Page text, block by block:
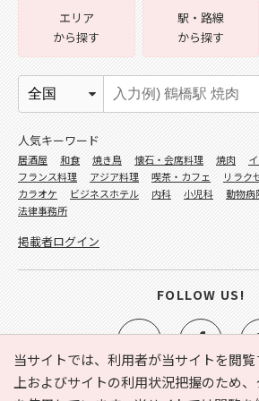
当サイトでは、利用者が当サイトを閲
上およびサイトの利用状況把握のため、
エリア
から探す
駅・路線
から探す
人気キーワード
居酒屋 和食 焼き鳥 懐石・会席料理 焼肉
フランス料理
アジア料理 喫茶・カフェ リラク
カラオケ
ビジネスホテル 内科 小児科 動物病
法律事務所
掲載者ログイン
FOLLOW US!